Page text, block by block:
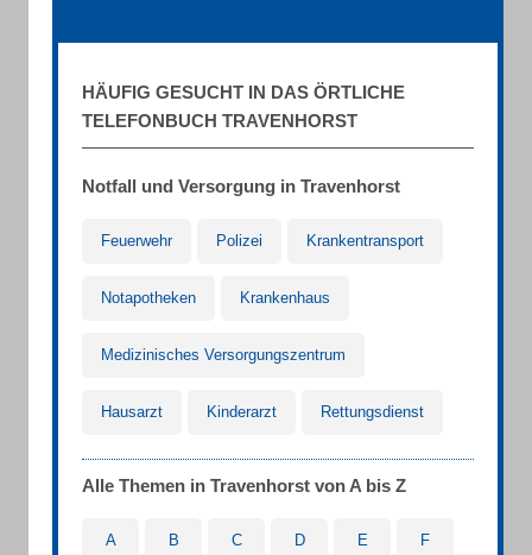
HÄUFIG GESUCHT IN DAS ÖRTLICHE
TELEFONBUCH TRAVENHORST
Notfall und Versorgung in Travenhorst
Feuerwehr Polizei Krankentransport
Notapotheken Krankenhaus
Medizinisches Versorgungszentrum
Hausarzt Kinderarzt Rettungsdienst
Alle Themen in Travenhorst von A bis Z
A B C D E F